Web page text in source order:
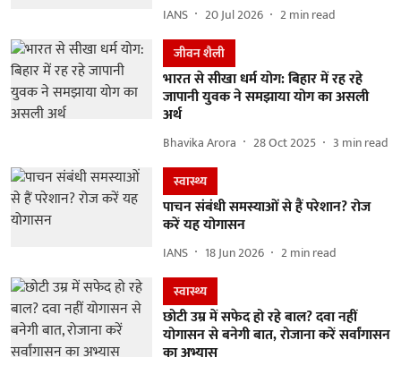
IANS 20 Jul 2026 2min read
जीवन शैली
भारत से सीखा धर्म योग: बिहार में रह रहे
जापानी युवक ने समझाया योग का असली
अर्थ
Bhavika Arora 28 Oct 2025 3 min read
स्वास्थ्य
पाचन संबंधी समस्याओं से हैं परेशान? रोज
करें यह योगासन
IANS 18 Jun 2026 2min read
स्वास्थ्य
छोटी उम्र में सफेद हो रहे बाल? दवा नहीं
योगासन से बनेगी बात, रोजाना करें सर्वांगासन
का अभ्यास